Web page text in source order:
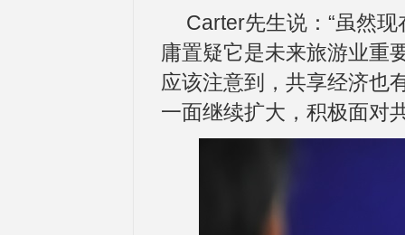
Carter先生说：“虽然
庸置疑它是未来旅游业重
应该注意到，共享经济也
一面继续扩大，积极面对